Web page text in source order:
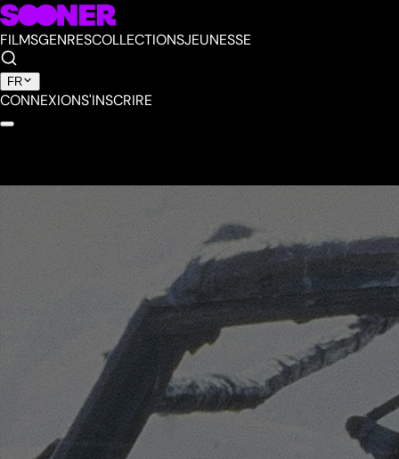
FILMSGENRESCOLLECTIONSJEUNESSE
FR
CONNEXIONS'INSCRIRE